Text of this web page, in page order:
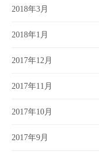
2018年3月
2018年1月
2017年12月
2017年11月
2017年10月
2017年9月